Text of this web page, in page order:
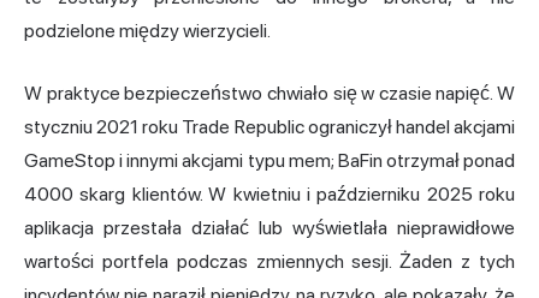
podzielone między wierzycieli.
W praktyce bezpieczeństwo chwiało się w czasie napięć. W
styczniu 2021 roku Trade Republic ograniczył handel akcjami
GameStop i innymi akcjami typu mem; BaFin otrzymał ponad
4000 skarg klientów. W kwietniu i październiku 2025 roku
aplikacja przestała działać lub wyświetlała nieprawidłowe
wartości portfela podczas zmiennych sesji. Żaden z tych